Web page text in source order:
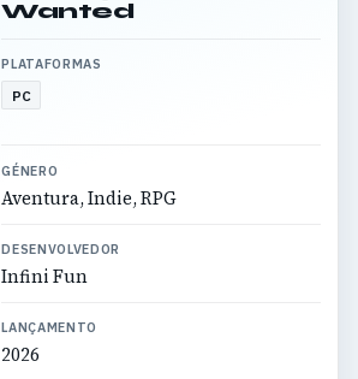
Wanted
PLATAFORMAS
PC
GÉNERO
Aventura, Indie, RPG
DESENVOLVEDOR
Infini Fun
LANÇAMENTO
2026